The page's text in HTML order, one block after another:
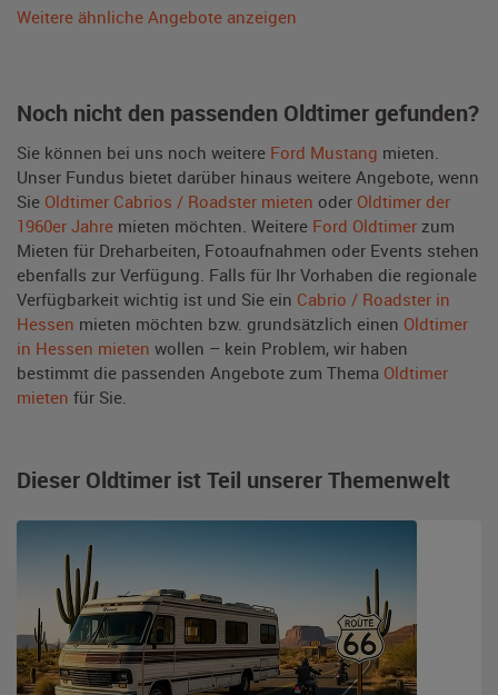
Weitere ähnliche Angebote anzeigen
Noch nicht den passenden Oldtimer gefunden?
Sie können bei uns noch weitere Ford Mustang mieten.
Unser Fundus bietet darüber hinaus weitere Angebote, wenn
Sie Oldtimer Cabrios / Roadster mieten oder Oldtimer der
1960er Jahre mieten möchten. Weitere Ford Oldtimer zum
Mieten für Dreharbeiten, Fotoaufnahmen oder Events stehen
ebenfalls zur Verfügung. Falls für Ihr Vorhaben die regionale
Verfügbarkeit wichtig ist und Sie ein Cabrio / Roadster in
Hessen mieten möchten bzw. grundsätzlich einen Oldtimer
in Hessen mieten wollen – kein Problem, wir haben
bestimmt die passenden Angebote zum Thema Oldtimer
mieten für Sie.
Dieser Oldtimer ist Teil unserer Themenwelt